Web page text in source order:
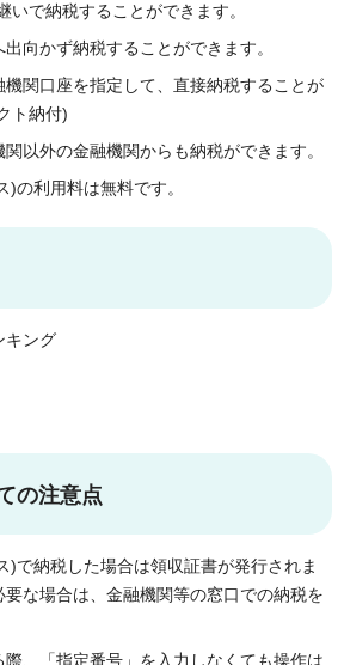
いで納税することができます。
向かず納税することができます。
関口座を指定して、直接納税することが
ト納付)
以外の金融機関からも納税ができます。
)の利用料は無料です。
キング
の注意点
)で納税した場合は領収証書が発行されま
な場合は、金融機関等の窓口での納税を
、「指定番号」を入力しなくても操作は